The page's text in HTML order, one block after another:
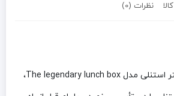
نظرات (0)
ظرف حمل غذای 9.5 لیتر استنلی مدل The legendary lunch box،